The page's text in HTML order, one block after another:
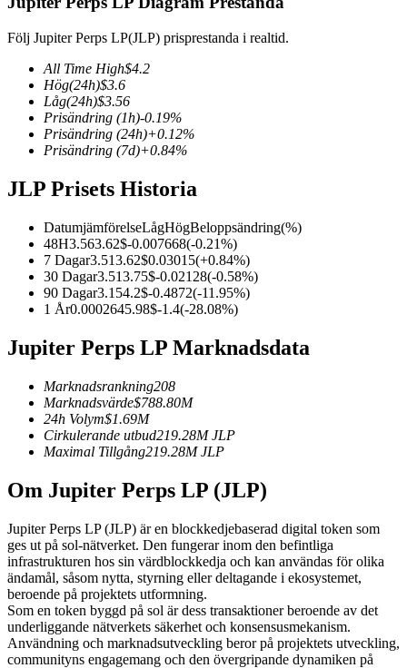
COIN-M Futures
Futures för kryptovaluta
TradFi
USDC Futures
Futures med USDC som säkerhet
Kopiera Trading
Gå med de bästa handlarna
Följ Jupiter Perps LP(JLP) prisprestanda i realtid.
All Time High$4.2
Hög(24h)$3.6
Låg(24h)$3.56
Prisändring (1h)-0.19%
Prisändring (24h)+0.12%
Prisändring (7d)+0.84%
JLP Prisets Historia
DatumjämförelseLågHögBeloppsändring(%)
48H3.563.62$-0.007668(-0.21%)
7 Dagar3.513.62$0.03015(+0.84%)
30 Dagar3.513.75$-0.02128(-0.58%)
90 Dagar3.154.2$-0.4872(-11.95%)
1 År0.0002645.98$-1.4(-28.08%)
Jupiter Perps LP Marknadsdata
Marknadsrankning208
Marknadsvärde$788.80M
24h Volym$1.69M
Cirkulerande utbud219.28M JLP
Maximal Tillgång219.28M JLP
Om Jupiter Perps LP (JLP)
Jupiter Perps LP (JLP) är en blockkedjebaserad digital token som
ges ut på sol-nätverket. Den fungerar inom den befintliga
infrastrukturen hos sin värdblockkedja och kan användas för olika
ändamål, såsom nytta, styrning eller deltagande i ekosystemet,
beroende på projektets utformning.
Som en token byggd på sol är dess transaktioner beroende av det
underliggande nätverkets säkerhet och konsensusmekanism.
Användning och marknadsutveckling beror på projektets utveckling,
communityns engagemang och den övergripande dynamiken på